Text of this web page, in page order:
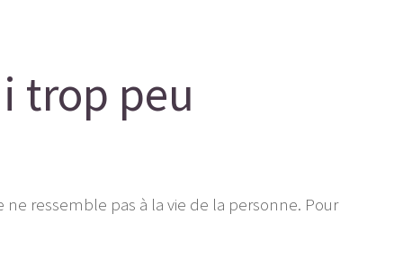
trop peu
ressemble pas à la vie de la personne. Pour